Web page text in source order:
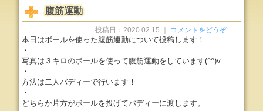
腹筋運動
投稿日：2020.02.15 ｜ コメントをどうぞ
本日はボールを使った腹筋運動について投稿します！
・
写真は３キロのボールを使って腹筋運動をしています(^^)v
・
方法は二人バディーで行います！
・
どちらか片方がボールを投げてバディーに渡します。